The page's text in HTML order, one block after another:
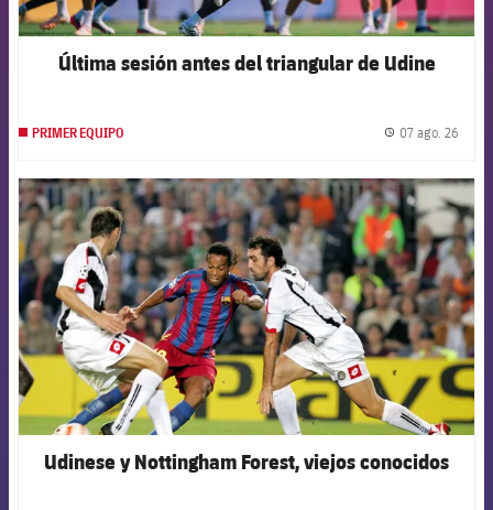
Última sesión antes del triangular de Udine
PRIMER EQUIPO 07 ago. 26
FCB Barcelona badge
Udinese y Nottingham Forest, viejos conocidos